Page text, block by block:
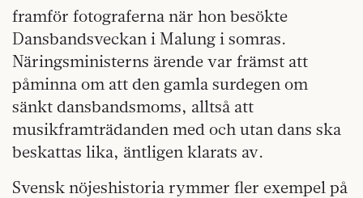
framför fotograferna när hon besökte
Dansbandsveckan i Malung i somras.
Näringsministerns ärende var främst att
påminna om att den gamla surdegen om
sänkt dansbandsmoms, alltså att
musikframträdanden med och utan dans ska
beskattas lika, äntligen klarats av.
Svensk nöjeshistoria rymmer fler exempel på